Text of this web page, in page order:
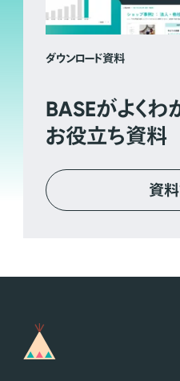
ダウンロード資料
BASEがよくわ
お役立ち資料
資